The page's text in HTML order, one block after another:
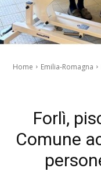
Home Emilia-Romagna
Forlì,
Comune